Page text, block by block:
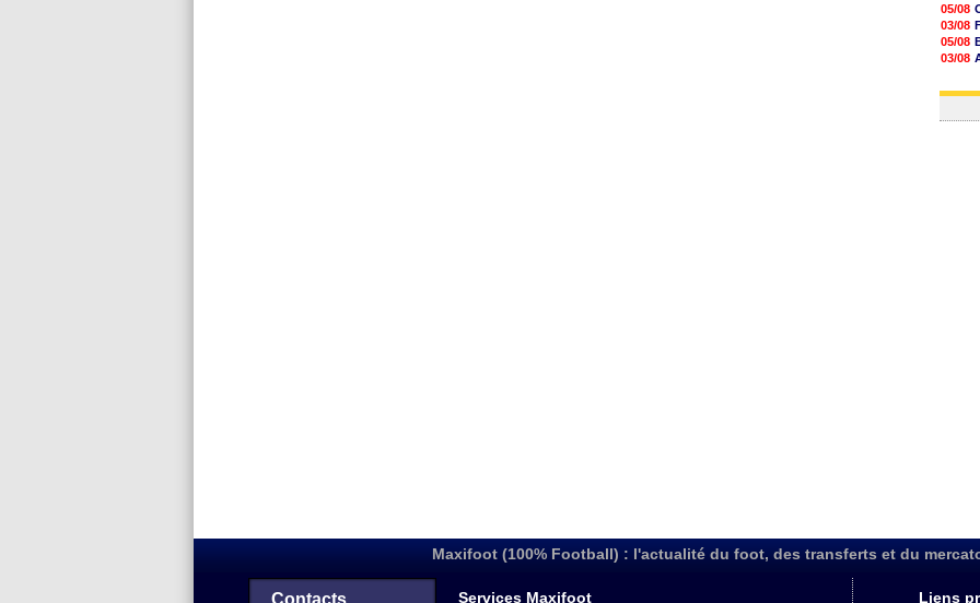
05/08
03/08
05/08
03/08
03/08
Maxifoot (100% Football) : l'actualité du foot, des transferts et du
Contacts Services Maxifoot Liens